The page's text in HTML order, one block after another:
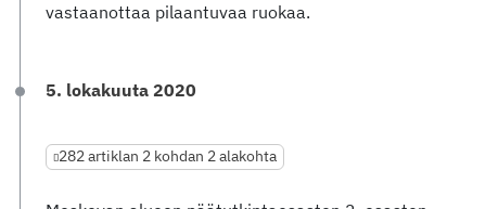
vastaanottaa pilaantuvaa ruokaa.
5. lokakuuta 2020
282 artiklan 2 kohdan 2 alakohta